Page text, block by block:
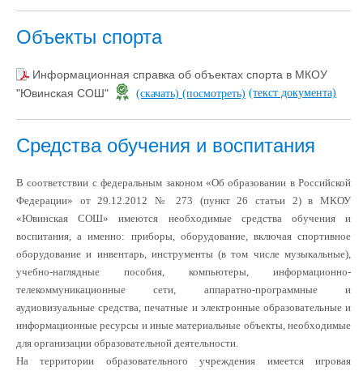
Объекты спорта
Информационная справка об объектах спорта в МКОУ
"Ювинская СОШ"
(скачать) (посмотреть) (текст документа)
Средства обучения и воспитания
В соответствии с федеральным законом «Об образовании в Российской
Федерации» от 29.12.2012 № 273 (пункт 26 статьи 2) в МКОУ
«Ювинская СОШ» имеются необходимые средства обучения и
воспитания, а именно: приборы, оборудование, включая спортивное
оборудование и инвентарь, инструменты (в том числе музыкальные),
учебно-наглядные пособия, компьютеры, информационно-
телекоммуникационные сети, аппаратно-программные и
аудиовизуальные средства, печатные и электронные образовательные и
информационные ресурсы и иные материальные объекты, необходимые
для организации образовательной деятельности.
На территории образовательного учреждения имеется игровая